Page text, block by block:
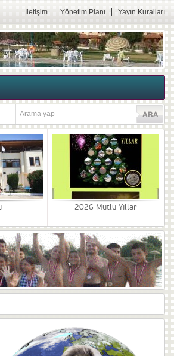
İletişim Yönetim Planı Yayın Kuralları
2026 Mutlu Yıllar